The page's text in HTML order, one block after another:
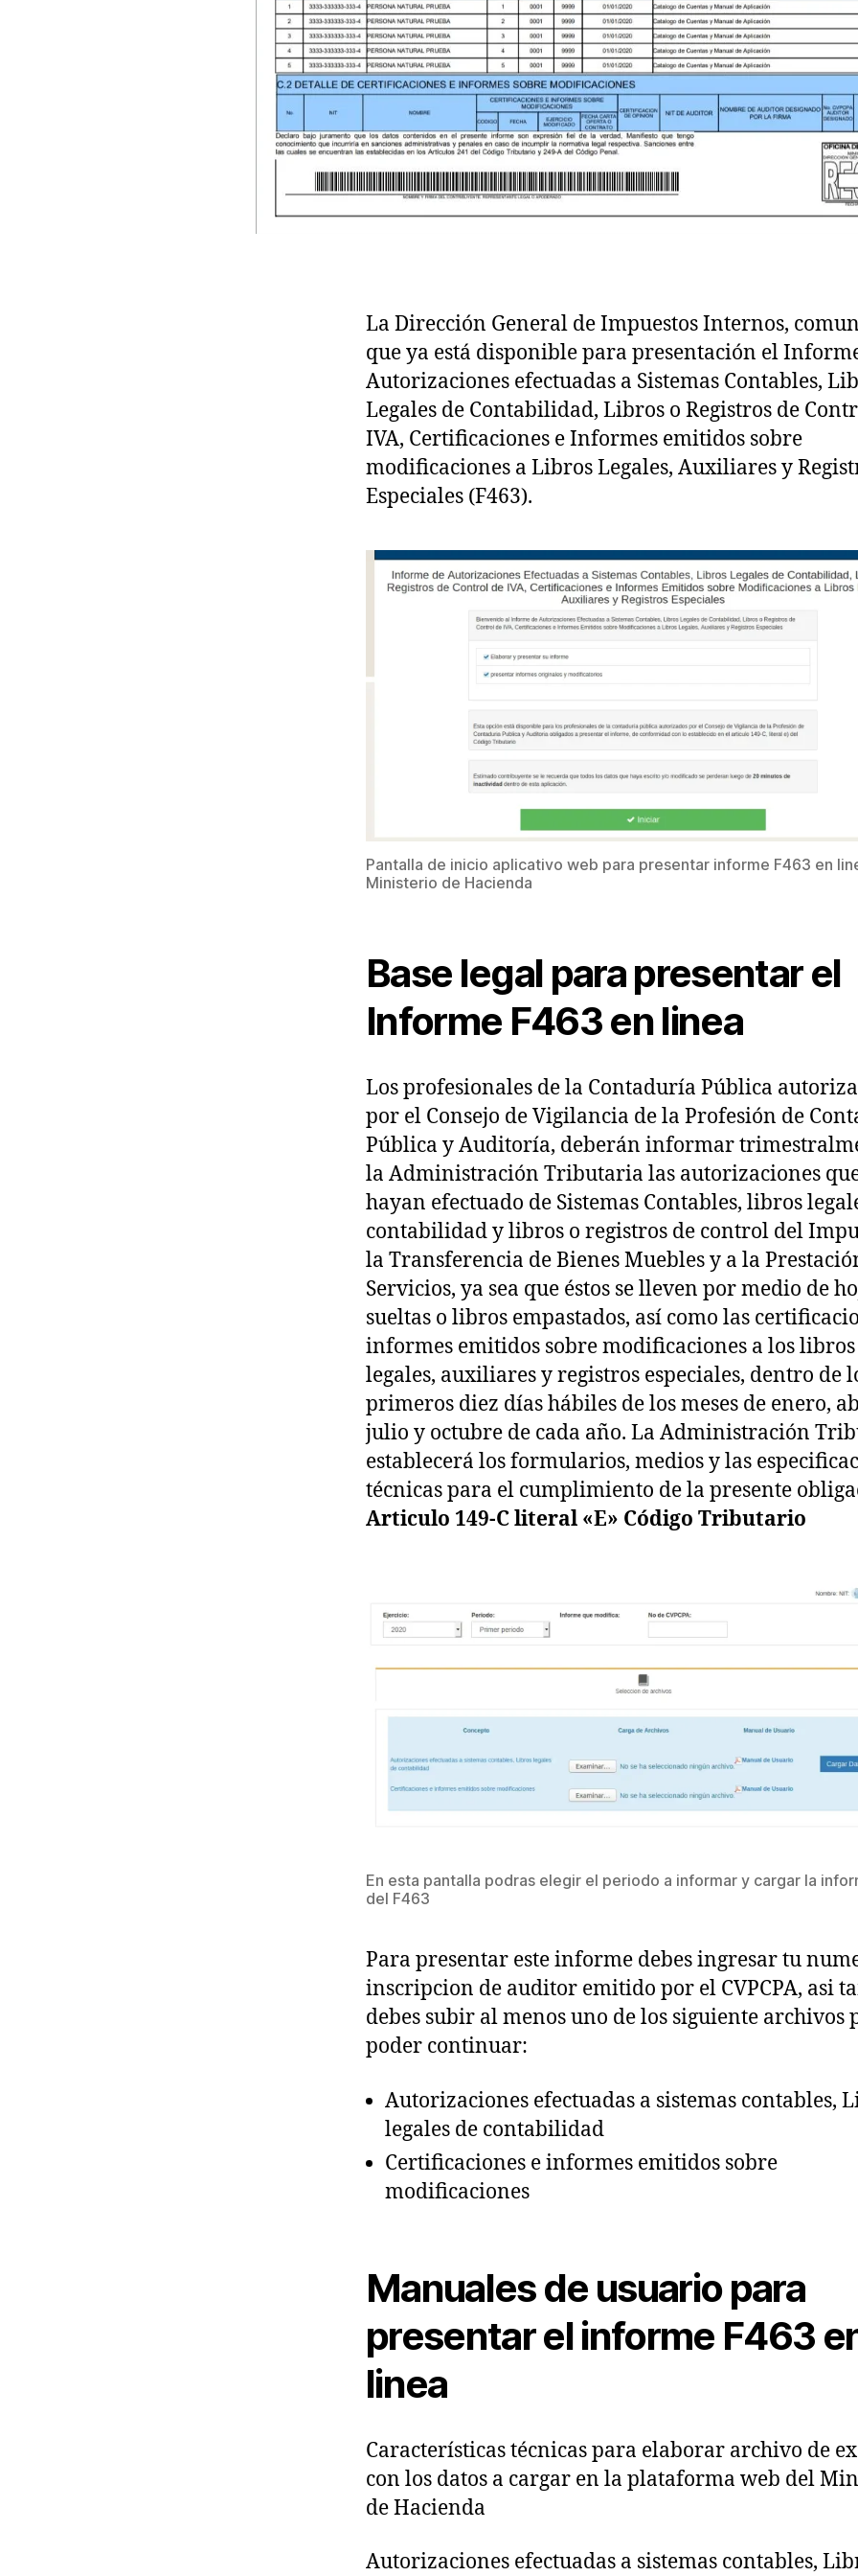
La Dirección General de Impuestos Internos,
que ya está disponible para presentación el
Autorizaciones efectuadas a Sistemas Contables,
Legales de Contabilidad, Libros o Registros de
IVA, Certificaciones e Informes emitidos sobre
modificaciones a Libros Legales, Auxiliares y
Especiales (F463).
Pantalla de inicio aplicativo web para presentar informe F463 en
Ministerio de Hacienda
Base legal para presentar el
Informe F463 en linea
Los profesionales de la Contaduría Pública
por el Consejo de Vigilancia de la Profesión de
Pública y Auditoría, deberán informar
la Administración Tributaria las autorizaciones
hayan efectuado de Sistemas Contables, libros
contabilidad y libros o registros de control del
la Transferencia de Bienes Muebles y a la
Servicios, ya sea que éstos se lleven por medio de
sueltas o libros empastados, así como las
informes emitidos sobre modificaciones a los libros
legales, auxiliares y registros especiales, dentro de
primeros diez días hábiles de los meses de enero,
julio y octubre de cada año. La Administración
establecerá los formularios, medios y las
técnicas para el cumplimiento de la presente
Articulo 149-C literal «E» Código Tributario
En esta pantalla podras elegir el periodo a informar y cargar la
del F463
Para presentar este informe debes ingresar tu
inscripcion de auditor emitido por el CVPCPA, asi
debes subir al menos uno de los siguiente archivos
poder continuar:
Autorizaciones efectuadas a sistemas contables,
legales de contabilidad
Certificaciones e informes emitidos sobre
modificaciones
Manuales de usuario para
presentar el informe F463
linea
Características técnicas para elaborar archivo de
con los datos a cargar en la plataforma web del
de Hacienda
Autorizaciones efectuadas a sistemas contables,